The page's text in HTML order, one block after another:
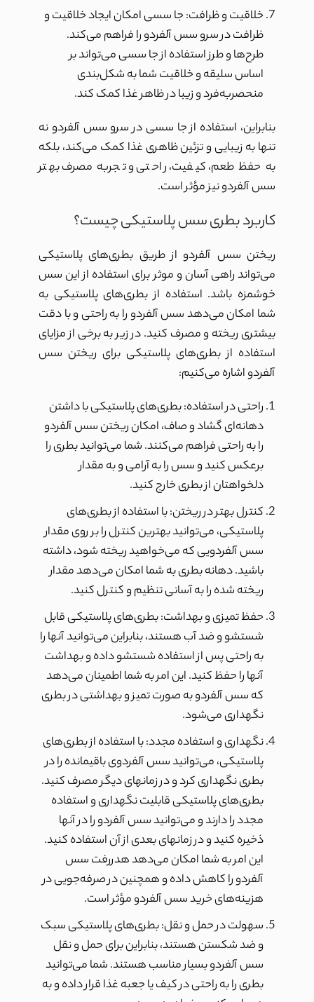
خلاقیت و ظرافت: جا سسی امکان ایجاد خلاقیت و
ظرافت در سرو سس آلفردو را فراهم می‌کند.
طرح‌ها و طرز استفاده از جا سسی می‌تواند بر
اساس سلیقه و خلاقیت شما به شکل‌بندی
منحصربه‌فرد و زیبا در ظاهر غذا کمک کند.
بنابراین، استفاده از جا سسی در سرو سس آلفردو نه
تنها به زیبایی و تزئین ظاهری غذا کمک می‌کند، بلکه
به حفظ طعم، کیفیت، راحتی و تجربه مصرف بهتر
سس آلفردو نیز مؤثر است.
کاربرد بطری سس پلاستیکی چیست؟
ریختن سس آلفردو از طریق بطری‌های پلاستیکی
می‌تواند راهی آسان و موثر برای استفاده از این سس
خوشمزه باشد. استفاده از بطری‌های پلاستیکی به
شما امکان می‌دهد سس آلفردو را به راحتی و با دقت
بیشتری ریخته و مصرف کنید. در زیر به برخی از مزایای
استفاده از بطری‌های پلاستیکی برای ریختن سس
آلفردو اشاره می‌کنیم:
راحتی در استفاده: بطری‌های پلاستیکی با داشتن
دهانه‌ای گشاد و صاف، امکان ریختن سس آلفردو
را به راحتی فراهم می‌کنند. شما می‌توانید بطری را
برعکس کنید و سس را به آرامی و به مقدار
دلخواهتان از بطری خارج کنید.
کنترل بهتر در ریختن: با استفاده از بطری‌های
پلاستیکی، می‌توانید بهترین کنترل را بر روی مقدار
سس آلفردویی که می‌خواهید ریخته شود، داشته
باشید. دهانه بطری به شما امکان می‌دهد مقدار
ریخته شده را به آسانی تنظیم و کنترل کنید.
حفظ تمیزی و بهداشت: بطری‌های پلاستیکی قابل
شستشو و ضد آب هستند، بنابراین می‌توانید آنها را
به راحتی پس از استفاده شستشو داده و بهداشت
آنها را حفظ کنید. این امر به شما اطمینان می‌دهد
که سس آلفردو به صورت تمیز و بهداشتی در بطری
نگهداری می‌شود.
نگهداری و استفاده مجدد: با استفاده از بطری‌های
پلاستیکی، می‌توانید سس آلفردوی باقیمانده را در
بطری نگهداری کرد و در زمانهای دیگر مصرف کنید.
بطری‌های پلاستیکی قابلیت نگهداری و استفاده
مجدد را دارند و می‌توانید سس آلفردو را در آنها
ذخیره کنید و در زمانهای بعدی از آن استفاده کنید.
این امر به شما امکان می‌دهد هدررفت سس
آلفردو را کاهش داده و همچنین در صرفه‌جویی در
هزینه‌های خرید سس آلفردو مؤثر است.
سهولت در حمل و نقل: بطری‌های پلاستیکی سبک
و ضد شکستن هستند، بنابراین برای حمل و نقل
سس آلفردو بسیار مناسب هستند. شما می‌توانید
بطری را به راحتی در کیف یا جعبه غذا قرار داده و به